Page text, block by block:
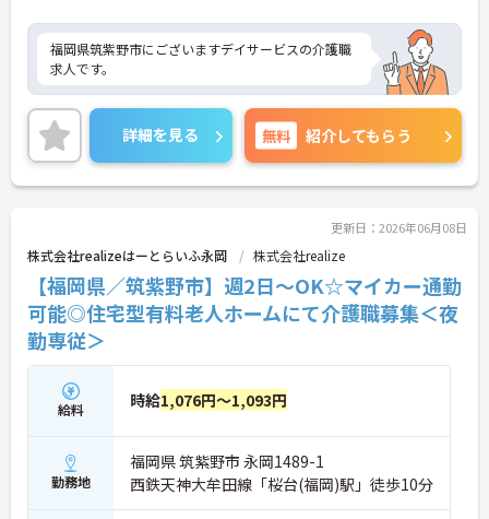
福岡県筑紫野市にございますデイサービスの介護職
求人です。
詳細を見る 無料 紹介してもらう
更新日：2026年06月08日
株式会社realizeはーとらいふ永岡 株式会社realize
【福岡県／筑紫野市】週2日～OK☆マイカー通勤
可能◎住宅型有料老人ホームにて介護職募集＜夜
勤専従＞
給料 時給1,076円～1,093円
勤務地
福岡県 筑紫野市 永岡1489-1
西鉄天神大牟田線「桜台(福岡)駅」徒歩10分